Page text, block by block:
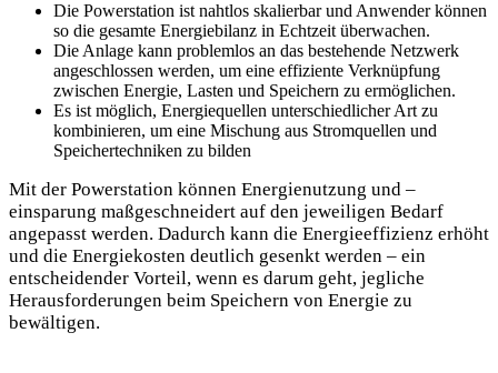
Die Powerstation ist nahtlos skalierbar und Anwender können
so die gesamte Energiebilanz in Echtzeit überwachen.
Die Anlage kann problemlos an das bestehende Netzwerk
angeschlossen werden, um eine effiziente Verknüpfung
zwischen Energie, Lasten und Speichern zu ermöglichen.
Es ist möglich, Energiequellen unterschiedlicher Art zu
kombinieren, um eine Mischung aus Stromquellen und
Speichertechniken zu bilden
Mit der Powerstation können Energienutzung und –
einsparung maßgeschneidert auf den jeweiligen Bedarf
angepasst werden. Dadurch kann die Energieeffizienz erhöht
und die Energiekosten deutlich gesenkt werden – ein
entscheidender Vorteil, wenn es darum geht, jegliche
Herausforderungen beim Speichern von Energie zu
bewältigen.